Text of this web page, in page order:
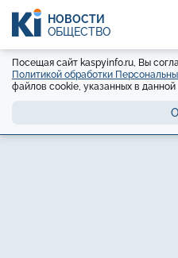
НОВОСТИ
ОБЩЕСТВО
Посещая сайт kaspyinfo.ru, Вы
Политикой обработки
файлов cookie, указанных в данной